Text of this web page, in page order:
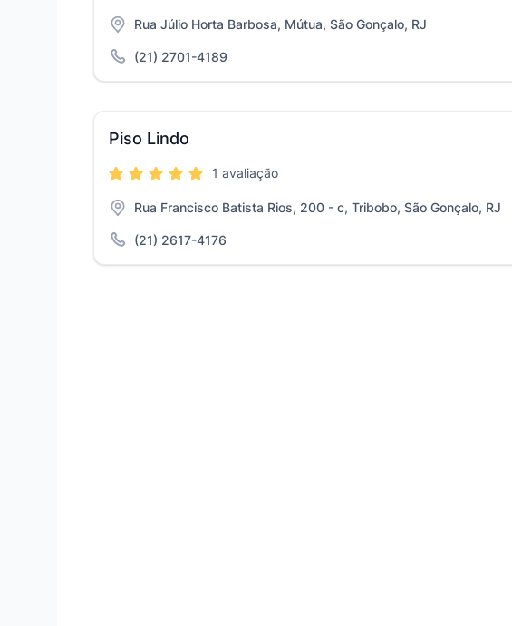
Rua Júlio Horta Barbosa, Mútua, São Gonçalo, RJ
(21) 2701-4189
Piso Lindo
1 avaliação
Rua Francisco Batista Rios, 200 - c, Tribobo, São Gonçalo, RJ
(21) 2617-4176